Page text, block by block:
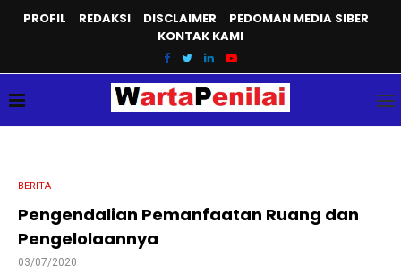
PROFIL REDAKSI DISCLAIMER
PEDOMAN MEDIA SIBER
KONTAK KAMI
BERITA
Pengendalian Pemanfaatan Ruang dan
Pengelolaannya
03/07/2020